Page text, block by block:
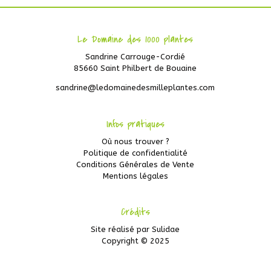
Le Domaine des 1000 plantes
Sandrine Carrouge-Cordié
85660 Saint Philbert de Bouaine
sandrine@ledomainedesmilleplantes.com
Infos pratiques
Où nous trouver ?
Politique de confidentialité
Conditions Générales de Vente
Mentions légales
Crédits
Site réalisé parSulidae
Copyright © 2025